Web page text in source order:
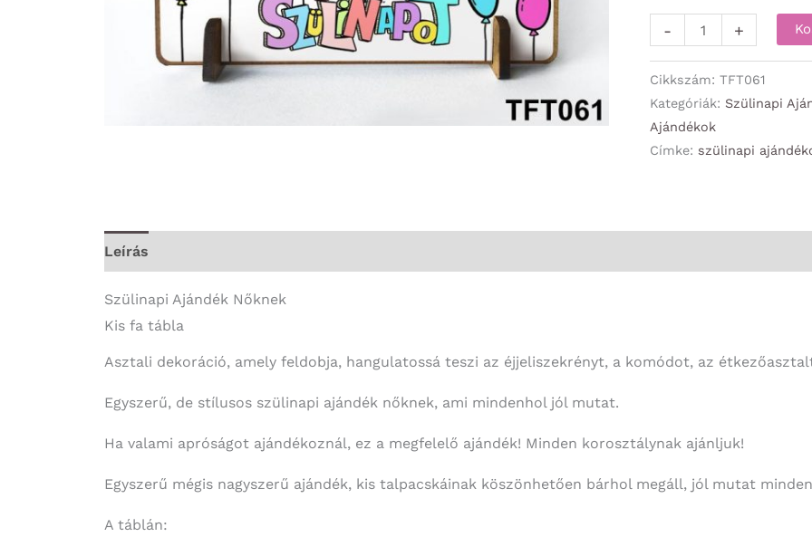
-
tábla-
Boldog
Szülinapot
unikornis
Ajándék
+
Cikkszám: TFT061
Kategóriák: Szülinapi
Ajándékok
Címke: szülinapi
Leírás
Szülinapi Ajándék Nőknek
Kis fa tábla
Asztali dekoráció, amely feldobja, hangulatossá teszi az éjjeliszekrényt, a komódot, az
Egyszerű, de stílusos szülinapi ajándék nőknek, ami mindenhol jól mutat.
Ha valami apróságot ajándékoznál, ez a megfelelő ajándék! Minden korosztálynak ajánljuk!
Egyszerű mégis nagyszerű ajándék, kis talpacskáinak köszönhetően bárhol megáll, jól mutat
A táblán: